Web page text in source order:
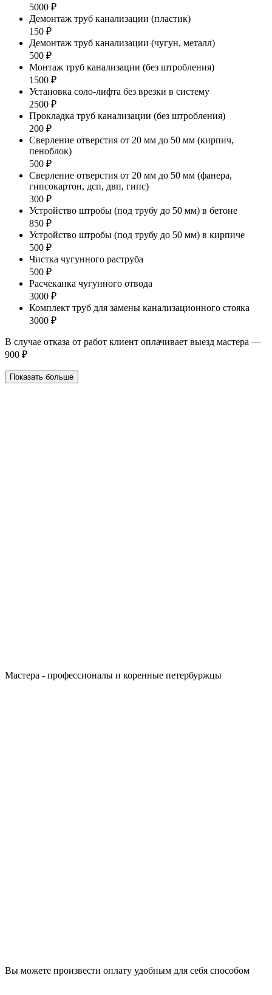
5000 ₽
Демонтаж труб канализации (пластик)
150 ₽
Демонтаж труб канализации (чугун, металл)
500 ₽
Монтаж труб канализации (без штробления)
1500 ₽
Установка соло-лифта без врезки в систему
2500 ₽
Прокладка труб канализации (без штробления)
200 ₽
Сверление отверстия от 20 мм до 50 мм (кирпич,
пеноблок)
500 ₽
Сверление отверстия от 20 мм до 50 мм (фанера,
гипсокартон, дсп, двп, гипс)
300 ₽
Устройство штробы (под трубу до 50 мм) в бетоне
850 ₽
Устройство штробы (под трубу до 50 мм) в кирпиче
500 ₽
Чистка чугунного раструба
500 ₽
Расчеканка чугунного отвода
3000 ₽
Комплект труб для замены канализационного стояка
3000 ₽
В случае отказа от работ клиент оплачивает выезд мастера —
900 ₽
Показать больше
Мастера - профессионалы и коренные петербуржцы
Вы можете произвести оплату удобным для себя способом